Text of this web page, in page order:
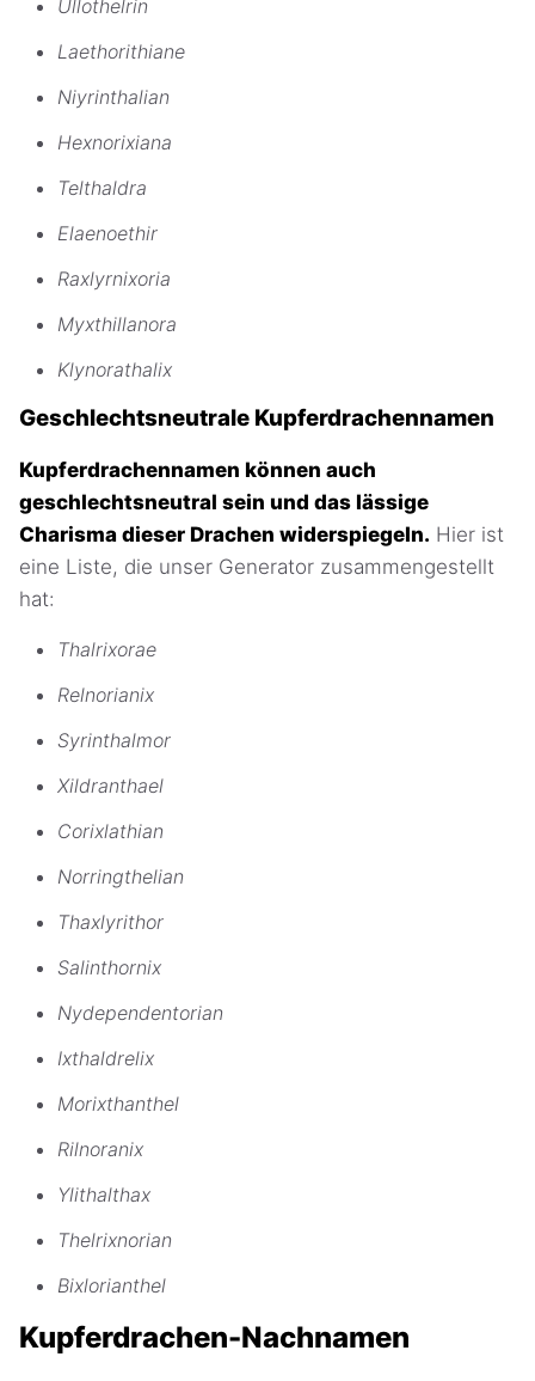
Ullothelrin
Laethorithiane
Niyrinthalian
Hexnorixiana
Telthaldra
Elaenoethir
Raxlyrnixoria
Myxthillanora
Klynorathalix
Geschlechtsneutrale Kupferdrachennamen
Kupferdrachennamen können auch
geschlechtsneutral sein und das lässige
Charisma dieser Drachen widerspiegeln. Hier ist
eine Liste, die unser Generator zusammengestellt
hat:
Thalrixorae
Relnorianix
Syrinthalmor
Xildranthael
Corixlathian
Norringthelian
Thaxlyrithor
Salinthornix
Nydependentorian
Ixthaldrelix
Morixthanthel
Rilnoranix
Ylithalthax
Thelrixnorian
Bixlorianthel
Kupferdrachen-Nachnamen